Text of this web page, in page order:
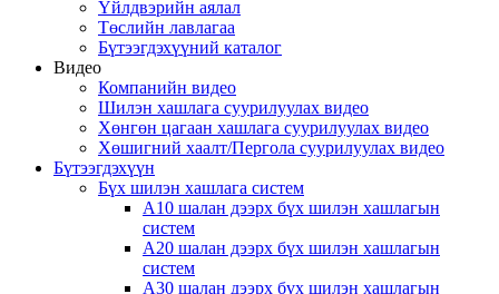
Үйлдвэрийн аялал
Төслийн лавлагаа
Бүтээгдэхүүний каталог
Видео
Компанийн видео
Шилэн хашлага суурилуулах видео
Хөнгөн цагаан хашлага суурилуулах видео
Хөшигний хаалт/Пергола суурилуулах видео
Бүтээгдэхүүн
Бүх шилэн хашлага систем
A10 шалан дээрх бүх шилэн хашлагын
систем
A20 шалан дээрх бүх шилэн хашлагын
систем
A30 шалан дээрх бүх шилэн хашлагын